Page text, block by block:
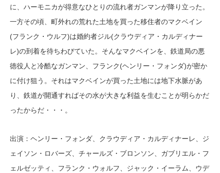
に、ハーモニカが得意なひとりの流れ者ガンマンが降り立った。
一方その頃、町外れの荒れた土地を買った移住者のマクベイン
(フランク・ウルフ)は婚約者ジル(クラウディア・カルディナー
レ)の到着を待ちわびていた。そんなマクベインを、鉄道局の悪
徳役人と冷酷なガンマン、フランク(ヘンリー・フォンダ)が密か
に付け狙う。それはマクベインが買った土地には地下水脈があ
り、鉄道が開通すればその水が大きな利益を生むことが明らかだ
ったからだ・・・。
出演：ヘンリー・フォンダ、クラウディア・カルディナーレ、ジ
ェイソン・ロバーズ、チャールズ・ブロンソン、ガブリエル・フ
ェルゼッティ、フランク・ウォルフ、ジャック・イーラム、ウデ